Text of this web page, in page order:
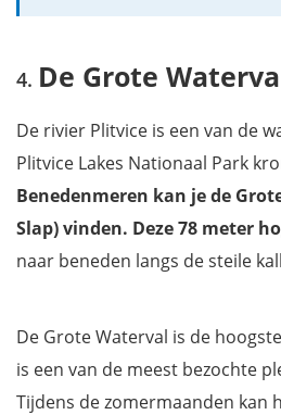
De Grote
De rivier Plitvice is een van de
Plitvice Lakes Nationaal Park
Benedenmeren kan je de
Slap) vinden. Deze 78 meter
naar beneden langs de steile
De Grote Waterval is de hoogste
is een van de meest bezochte
Tijdens de zomermaanden kan